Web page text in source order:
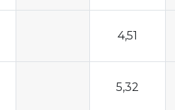
4,51
5,32